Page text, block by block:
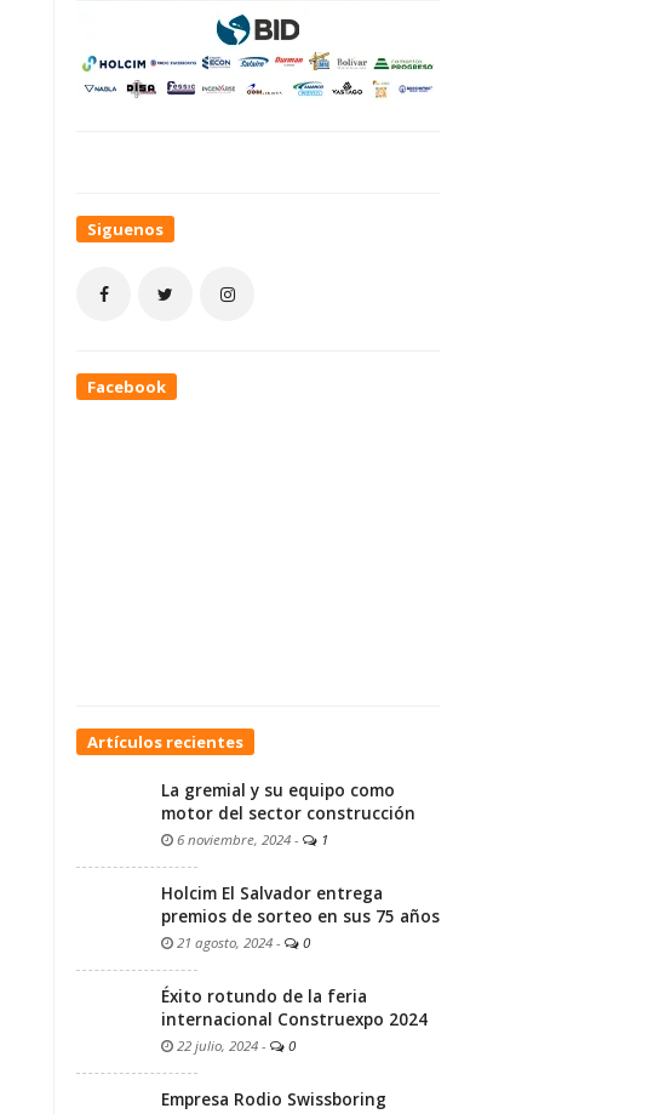
Siguenos
Facebook
Artículos recientes
La gremial y su equipo como
motor del sector construcción
6 noviembre, 2024 - 1
Holcim El Salvador entrega
premios de sorteo en sus 75 años
21 agosto, 2024 - 0
Éxito rotundo de la feria
internacional Construexpo 2024
22 julio, 2024 - 0
Empresa Rodio Swissboring